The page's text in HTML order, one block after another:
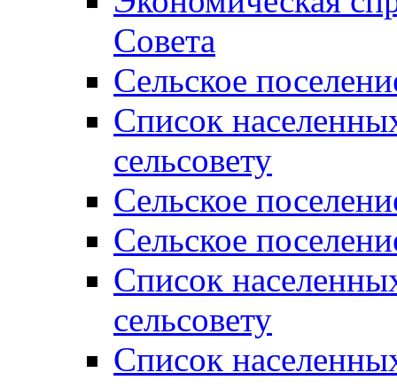
Совета
Сельское
Список
сельсовету
Сельское
Сельское
Список
сельсовету
Список